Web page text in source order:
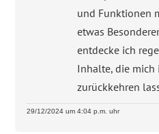
und Funktionen
etwas
entdecke ich
Inhalte, die mich
zurückkehren
29/12/2024 um 4:04 p.m. uhr